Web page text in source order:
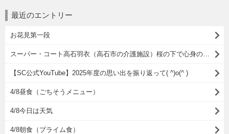
最近のエントリー
お花見第一段
【SC公式YouTube】2025年度の思い出を振り返って( ^)o(^ )
4/8昼食（ごちそうメニュー）
4/8今日は天気
4/8朝食（プライム食）